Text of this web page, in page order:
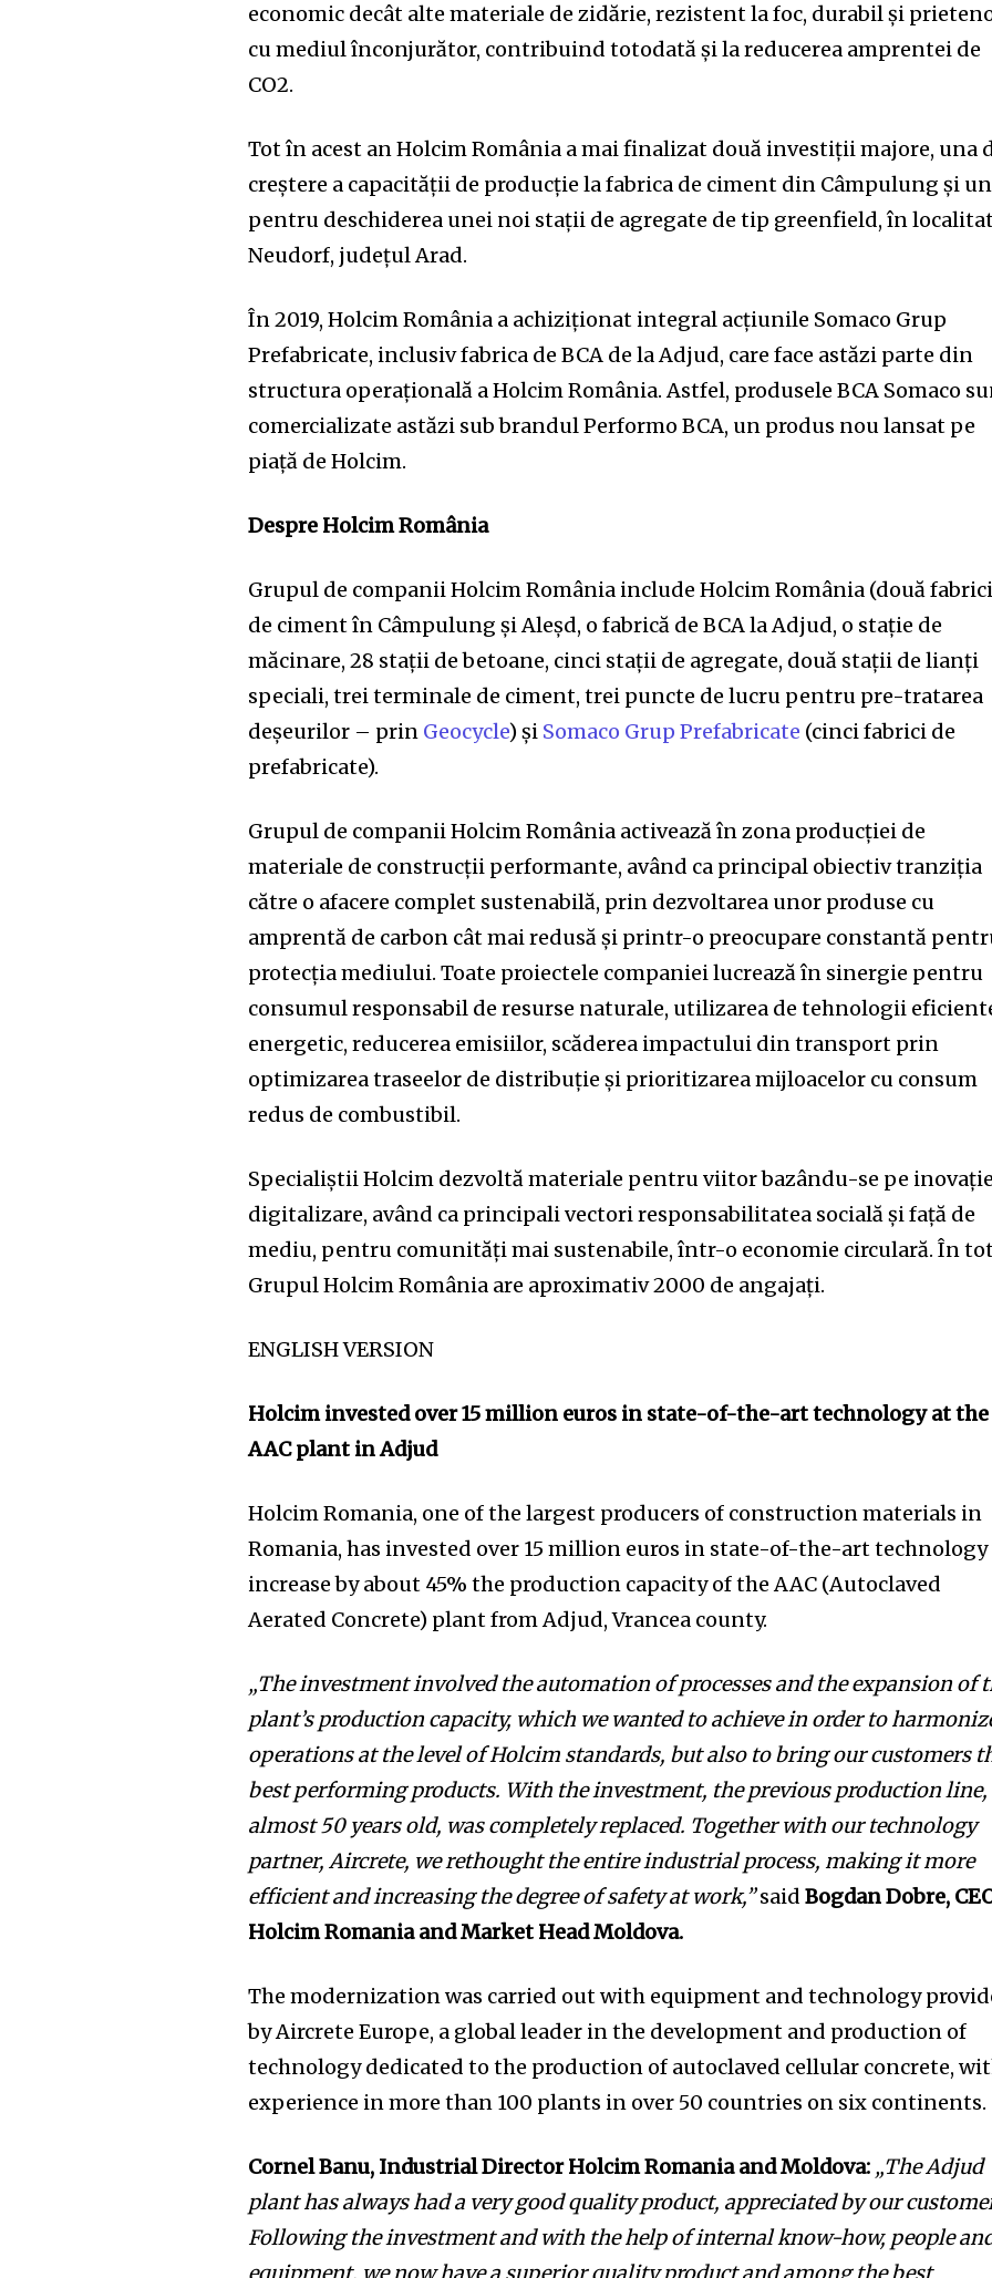
economic decât alte materiale de zidărie, rezistent la foc, durabil și
cu mediul înconjurător, contribuind totodată și la reducerea amprentei de
CO2.
Tot în acest an Holcim România a mai finalizat două investiții majore, una
creștere a capacității de producție la fabrica de ciment din Câmpulung și
pentru deschiderea unei noi stații de agregate de tip greenfield, în
Neudorf, județul Arad.
În 2019, Holcim România a achiziționat integral acțiunile Somaco Grup
Prefabricate, inclusiv fabrica de BCA de la Adjud, care face astăzi parte din
structura operațională a Holcim România. Astfel, produsele BCA Somaco
comercializate astăzi sub brandul Performo BCA, un produs nou lansat pe
piață de Holcim.
Despre Holcim România
Grupul de companii Holcim România include Holcim România (două fabrici
de ciment în Câmpulung și Aleșd, o fabrică de BCA la Adjud, o stație de
măcinare, 28 stații de betoane, cinci stații de agregate, două stații de lianți
speciali, trei terminale de ciment, trei puncte de lucru pentru pre-tratarea
deșeurilor – prin Geocycle) și Somaco Grup Prefabricate (cinci fabrici de
prefabricate).
Grupul de companii Holcim România activează în zona producției de
materiale de construcții performante, având ca principal obiectiv tranziția
către o afacere complet sustenabilă, prin dezvoltarea unor produse cu
amprentă de carbon cât mai redusă și printr-o preocupare constantă
protecția mediului. Toate proiectele companiei lucrează în sinergie pentru
consumul responsabil de resurse naturale, utilizarea de tehnologii
energetic, reducerea emisiilor, scăderea impactului din transport prin
optimizarea traseelor de distribuție și prioritizarea mijloacelor cu consum
redus de combustibil.
Specialiștii Holcim dezvoltă materiale pentru viitor bazându-se pe
digitalizare, având ca principali vectori responsabilitatea socială și față de
mediu, pentru comunități mai sustenabile, într-o economie circulară. În
Grupul Holcim România are aproximativ 2000 de angajați.
ENGLISH VERSION
Holcim invested over 15 million euros in state-of-the-art technology at the
AAC plant in Adjud
Holcim Romania, one of the largest producers of construction materials in
Romania, has invested over 15 million euros in state-of-the-art technology
increase by about 45% the production capacity of the AAC (Autoclaved
Aerated Concrete) plant from Adjud, Vrancea county.
„The investment involved the automation of processes and the expansion of
plant’s production capacity, which we wanted to achieve in order to
operations at the level of Holcim standards, but also to bring our customers
best performing products. With the investment, the previous production line,
almost 50 years old, was completely replaced. Together with our technology
partner, Aircrete, we rethought the entire industrial process, making it more
efficient and increasing the degree of safety at work,”saidBogdan Dobre,
Holcim Romania and Market Head Moldova.
The modernization was carried out with equipment and technology
by Aircrete Europe, a global leader in the development and production of
technology dedicated to the production of autoclaved cellular concrete,
experience in more than 100 plants in over 50 countries on six continents.
Cornel Banu, Industrial Director Holcim Romania and Moldova: „The Adjud
plant has always had a very good quality product, appreciated by our
Following the investment and with the help of internal know-how, people